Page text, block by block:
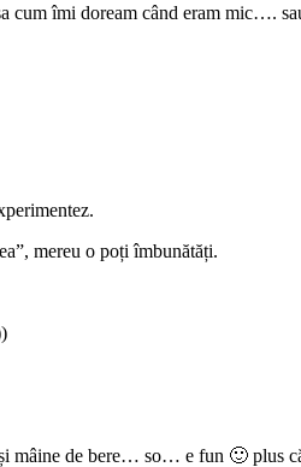
cum îmi doream când eram mic….
mereu o poți îmbunătăți.
mâine de bere… so… e fun 🙂 plus